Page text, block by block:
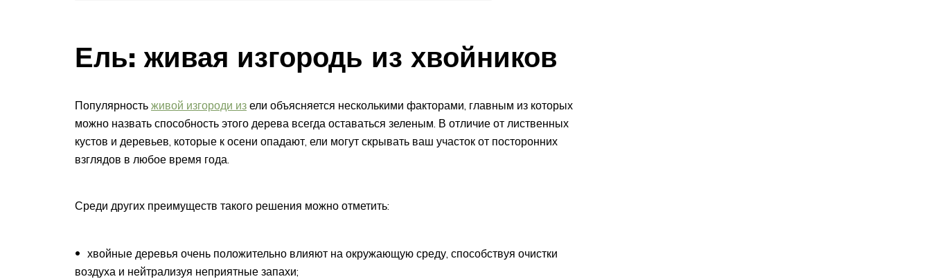
Ель: живая изгородь из хвойников
Популярность живой изгороди из ели объясняется несколькими факторами, главным из которых
можно назвать способность этого дерева всегда оставаться зеленым. В отличие от лиственных
кустов и деревьев, которые к осени опадают, ели могут скрывать ваш участок от посторонних
взглядов в любое время года.
Среди других преимуществ такого решения можно отметить:
хвойные деревья очень положительно влияют на окружающую среду, способствуя очистки
воздуха и нейтрализуя неприятные запахи;